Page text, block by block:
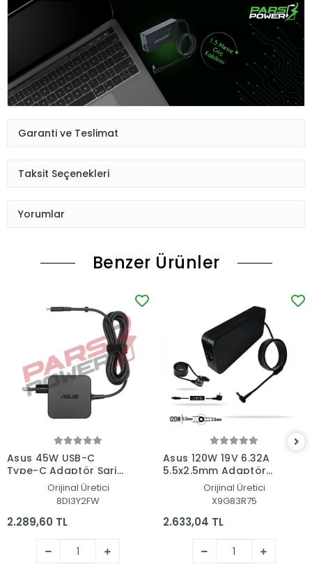
Garanti ve Teslimat
Taksit Seçenekleri
Yorumlar
Benzer Ürünler
Asus 45W USB-C
Type-C Adaptör Şarj
Aleti-CihazıOrijinal Üretici
8DI3Y2FW
2.289,60 TL
Asus 120W 19V 6.32A
5.5x2.5mm Adaptör
Şarj Aleti-Cihazı
Orijinal Üretici
X9G83R75
2.633,04 TL